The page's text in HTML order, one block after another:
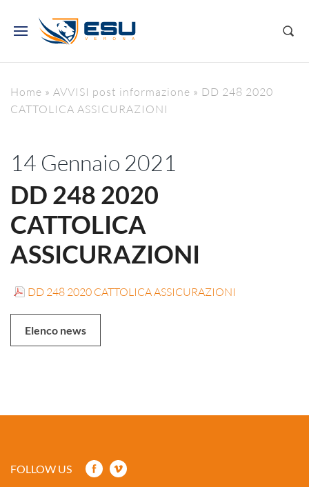
Home » AVVISI post informazione » DD 248 2020
CATTOLICA ASSICURAZIONI
14 Gennaio 2021
DD 248 2020
CATTOLICA
ASSICURAZIONI
DD 248 2020 CATTOLICA ASSICURAZIONI
Elenco news
FOLLOW US